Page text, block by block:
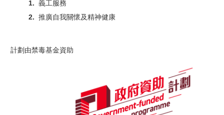
義工服務
推廣自我關懷及精神健康
計劃由禁毒基金資助